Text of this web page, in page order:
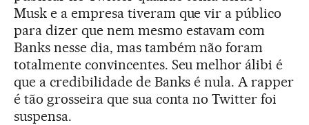
Musk e a empresa tiveram que vir a público
para dizer que nem mesmo estavam com
Banks nesse dia, mas também não foram
totalmente convincentes. Seu melhor álibi é
que a credibilidade de Banks é nula. A rapper
é tão grosseira que sua conta no Twitter foi
suspensa.